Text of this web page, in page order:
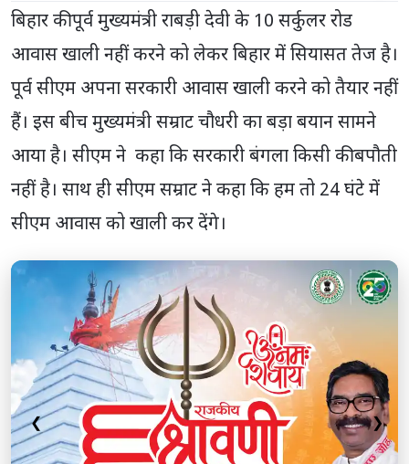
बिहार की पूर्व मुख्यमंत्री राबड़ी देवी के 10 सर्कुलर रोड
आवास खाली नहीं करने को लेकर बिहार में सियासत तेज है।
पूर्व सीएम अपना सरकारी आवास खाली करने को तैयार नहीं
हैं। इस बीच मुख्यमंत्री सम्राट चौधरी का बड़ा बयान सामने
आया है। सीएम ने कहा कि सरकारी बंगला किसी की बपौती
नहीं है। साथ ही सीएम सम्राट ने कहा कि हम तो 24 घंटे में
सीएम आवास को खाली कर देंगे।
❮ ❯